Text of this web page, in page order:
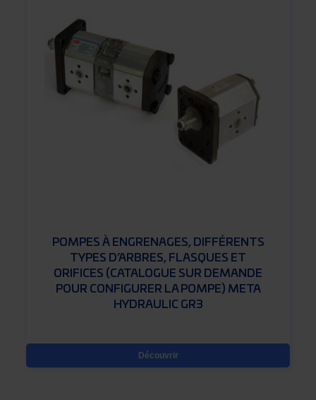
POMPES À ENGRENAGES, DIFFÉRENTS
TYPES D’ARBRES, FLASQUES ET
ORIFICES (CATALOGUE SUR DEMANDE
POUR CONFIGURER LA POMPE) META
HYDRAULIC GR3
Découvrir